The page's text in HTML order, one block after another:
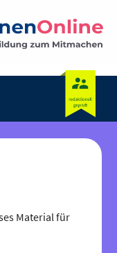
Material für